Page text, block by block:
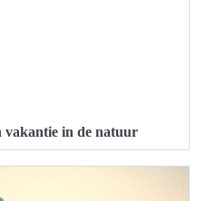
vakantie in de natuur